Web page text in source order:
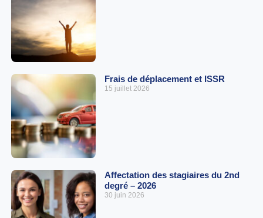
Frais de déplacement et ISSR
15 juillet 2026
Affectation des stagiaires du 2nd
degré – 2026
30 juin 2026